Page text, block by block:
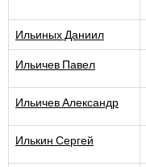
Ильиных Даниил
Ильичев Павел
Ильичев Александр
Илькин Сергей